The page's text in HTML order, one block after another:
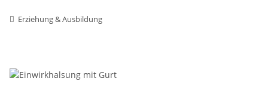
Erziehung & Ausbildung